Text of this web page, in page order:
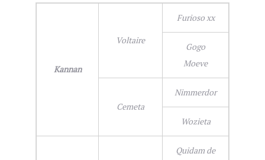
Kannan
Voltaire
Furioso xx
Gogo
Moeve
Cemeta
Nimmerdor
Wozieta
Quidam de